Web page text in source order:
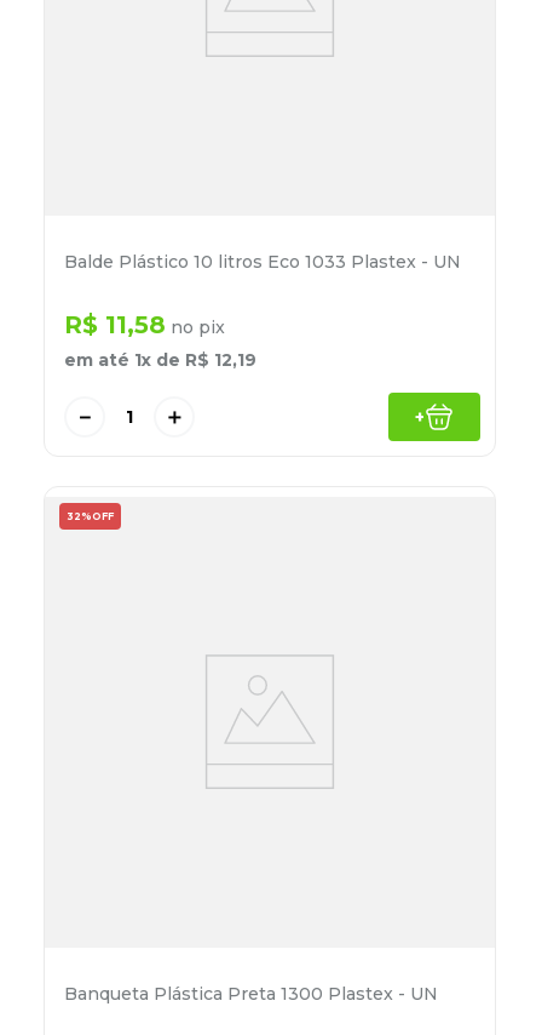
Balde Plástico 10 litros Eco 1033 Plastex - UN
R$ 11,58 no pix
em até 1x de R$ 12,19
＋
－ +
32% OFF
Banqueta Plástica Preta 1300 Plastex - UN